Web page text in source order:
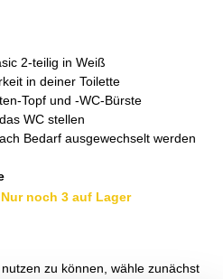
2-teilig in Weiß
in deiner Toilette
Topf und -WC-Bürste
WC stellen
Bedarf ausgewechselt werden
Nur noch 3 auf Lager
zu können, wähle zunächst